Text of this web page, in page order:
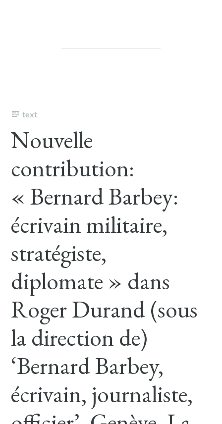
text
Nouvelle
contribution:
« Bernard Barbey:
écrivain militaire,
stratégiste,
diplomate » dans
Roger Durand (sous
la direction de)
‘Bernard Barbey,
écrivain, journaliste,